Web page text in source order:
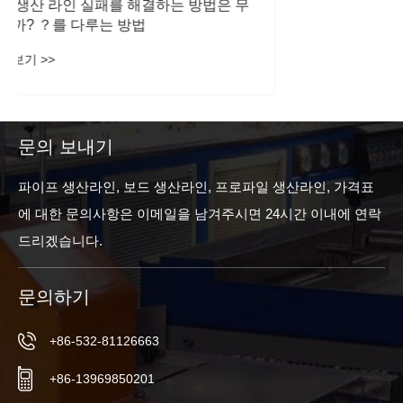
기계적 생산 라인 실패를 해결하는 방법은 무
엇입니까? ？를 다루는 방법
문의 보내기
파이프 생산라인, 보드 생산라인, 프로파일 생산라인, 가격표
에 대한 문의사항은 이메일을 남겨주시면 24시간 이내에 연락
드리겠습니다.
문의하기
+86-532-81126663
+86-13969850201